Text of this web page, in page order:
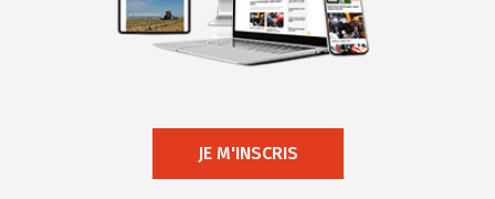
JE M'INSCRIS